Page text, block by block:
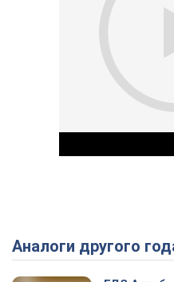
Аналоги другого